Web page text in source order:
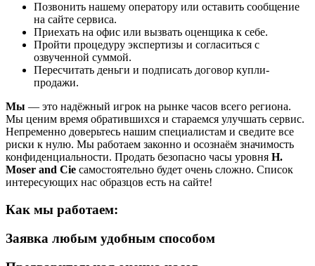
Позвонить нашему оператору или оставить сообщение
на сайте сервиса.
Приехать на офис или вызвать оценщика к себе.
Пройти процедуру экспертизы и согласиться с
озвученной суммой.
Пересчитать деньги и подписать договор купли-
продажи.
Мы — это надёжный игрок на рынке часов всего региона.
Мы ценим время обратившихся и стараемся улучшать сервис.
Непременно доверьтесь нашим специалистам и сведите все
риски к нулю. Мы работаем законно и осознаём значимость
конфиденциальности. Продать безопасно часы уровня H.
Moser and Cie самостоятельно будет очень сложно. Список
интересующих нас образцов есть на сайте!
Как мы работаем:
Заявка любым удобным способом